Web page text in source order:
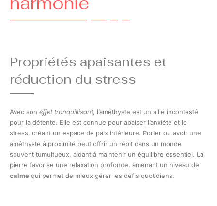
Propriétés apaisantes et
réduction du stress
Avec son effet tranquillisant, l’améthyste est un allié incontesté
pour la détente. Elle est connue pour apaiser l’anxiété et le
stress, créant un espace de paix intérieure. Porter ou avoir une
améthyste à proximité peut offrir un répit dans un monde
souvent tumultueux, aidant à maintenir un équilibre essentiel. La
pierre favorise une relaxation profonde, amenant un niveau de
calme qui permet de mieux gérer les défis quotidiens.